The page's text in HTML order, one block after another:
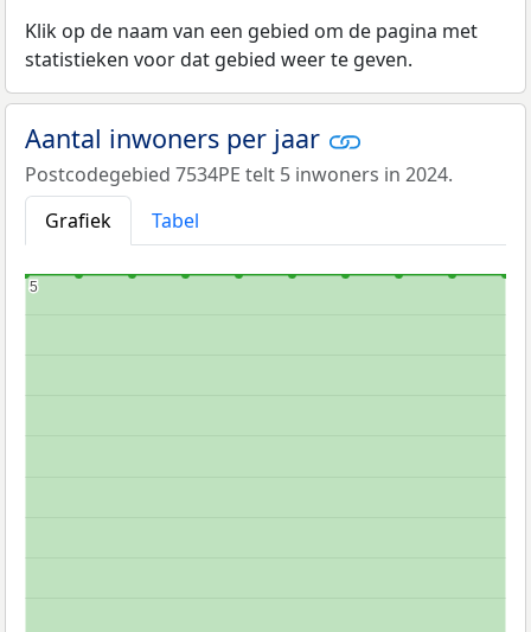
Klik op de naam van een gebied om de pagina met
statistieken voor dat gebied weer te geven.
Aantal inwoners per jaar
Postcodegebied 7534PE telt 5 inwoners in 2024.
Grafiek
Tabel
5
5